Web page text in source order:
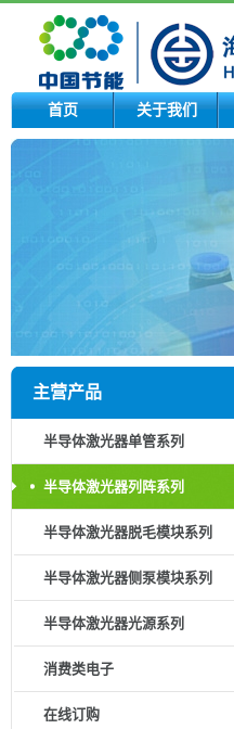
首页 关于我们
主营产品
半导体激光器单管系列
半导体激光器列阵系列
半导体激光器脱毛模块系列
半导体激光器侧泵模块系列
半导体激光器光源系列
消费类电子
在线订购